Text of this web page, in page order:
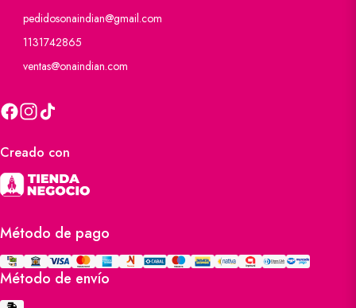
pedidosonaindian@gmail.com
1131742865
ventas@onaindian.com
Creado con
Método de pago
Método de envío